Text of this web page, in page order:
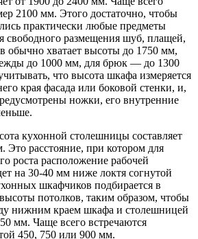
2100 мм. Этого достаточно, чтобы
практически любые предметы
свободного размещения шуб, плащей,
обычно хватает высоты до 1750 мм,
до 1000 мм, для брюк — до 1300
что высота шкафа измеряется
края фасада или боковой стенки, и,
ножки, его внутренние
кухонной столешницы составляет
Это расстояние, при котором для
роста расположение рабочей
на 30-40 мм ниже локтя согнутой
шкафчиков подбирается в
потолков, таким образом, чтобы
нижним краем шкафа и столешницей
мм. Чаще всего встречаются
450, 750 или 900 мм.